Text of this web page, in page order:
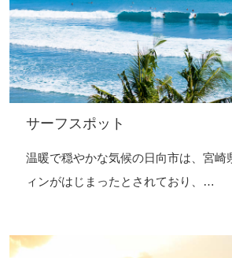
サーフスポット
温暖で穏やかな気候の日向市は、宮崎
ィンがはじまったとされており、…